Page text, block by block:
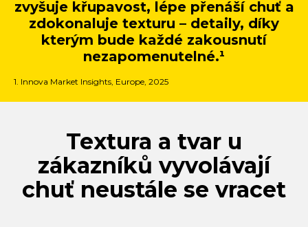
zvyšuje křupavost, lépe přenáší chuť a
zdokonaluje texturu – detaily, díky
kterým bude každé zakousnutí
nezapomenutelné.¹
1. Innova Market Insights, Europe, 2025
Textura a tvar u
zákazníků vyvolávají
chuť neustále se vracet